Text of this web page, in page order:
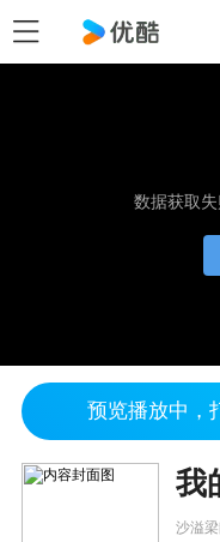
数据获取
预览播放中，
沙溢